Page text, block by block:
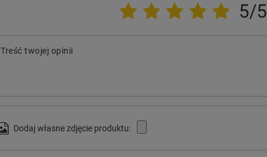
5/5
Treść twojej opinii
Dodaj własne zdjęcie produktu: